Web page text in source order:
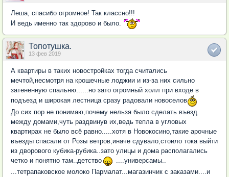
Леша, спасибо огромное! Так классно!!!
И ведь именно так здорово и было.
Топотушка.
13 фев 2019
А квартиры в таких новостройках тогда считались
мечтой,несмотря на крошечные лоджии и из-за них сильно
затененную спальню......но зато огромный холл при входе в
подъезд и широкая лестница сразу радовали новоселов
До сих пор не понимаю,почему нельзя было сделать въезд
между домами,чуть раздвинув их,ведь тепла в угловых
квартирах не было всё равно.....хотя в Новокосино,такие арочные
въезды спасали от Розы ветров,иначе сдувало,стоило тока выйти
из дворового кубика-рубика..зато улицы и дома располагались
четко и понятно там..детство
....универсамы..
...тетрапаковское молоко Пармалат...магазинчик с заказами....и